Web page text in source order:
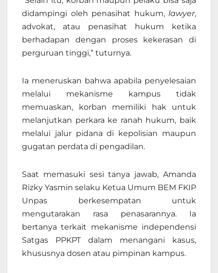
didampingi oleh penasihat hukum, lawyer,
advokat, atau penasihat hukum ketika
berhadapan dengan proses kekerasan di
perguruan tinggi,” tuturnya.
Ia meneruskan bahwa apabila penyelesaian
melalui mekanisme kampus tidak
memuaskan, korban memiliki hak untuk
melanjutkan perkara ke ranah hukum, baik
melalui jalur pidana di kepolisian maupun
gugatan perdata di pengadilan.
Saat memasuki sesi tanya jawab, Amanda
Rizky Yasmin selaku Ketua Umum BEM FKIP
Unpas berkesempatan untuk
mengutarakan rasa penasarannya. Ia
bertanya terkait mekanisme independensi
Satgas PPKPT dalam menangani kasus,
khususnya dosen atau pimpinan kampus.